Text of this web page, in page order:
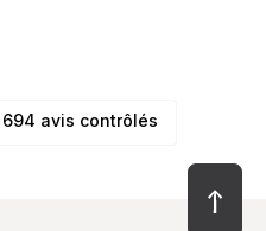
| 694 avis contrôlés